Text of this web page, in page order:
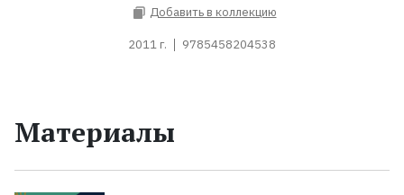
Добавить в коллекцию
2011 г. 9785458204538
Материалы